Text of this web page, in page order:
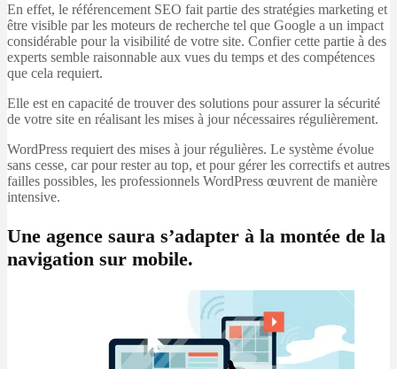
En effet, le référencement SEO fait partie des stratégies marketing et
être visible par les moteurs de recherche tel que Google a un impact
considérable pour la visibilité de votre site. Confier cette partie à des
experts semble raisonnable aux vues du temps et des compétences
que cela requiert.
Elle est en capacité de trouver des solutions pour assurer la sécurité
de votre site en réalisant les mises à jour nécessaires régulièrement.
WordPress requiert des mises à jour régulières. Le système évolue
sans cesse, car pour rester au top, et pour gérer les correctifs et autres
failles possibles, les professionnels WordPress œuvrent de manière
intensive.
Une agence saura s’adapter à la montée de la
navigation sur mobile.